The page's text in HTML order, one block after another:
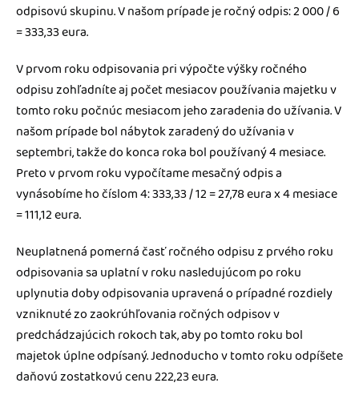
odpisovú skupinu. V našom prípade je ročný odpis: 2 000 / 6
= 333,33 eura.
V prvom roku odpisovania pri výpočte výšky ročného
odpisu zohľadníte aj počet mesiacov používania majetku v
tomto roku počnúc mesiacom jeho zaradenia do užívania. V
našom prípade bol nábytok zaradený do užívania v
septembri, takže do konca roka bol používaný 4 mesiace.
Preto v prvom roku vypočítame mesačný odpis a
vynásobíme ho číslom 4: 333,33 / 12 = 27,78 eura x 4 mesiace
= 111,12 eura.
Neuplatnená pomerná časť ročného odpisu z prvého roku
odpisovania sa uplatní v roku nasledujúcom po roku
uplynutia doby odpisovania upravená o prípadné rozdiely
vzniknuté zo zaokrúhľovania ročných odpisov v
predchádzajúcich rokoch tak, aby po tomto roku bol
majetok úplne odpísaný. Jednoducho v tomto roku odpíšete
daňovú zostatkovú cenu 222,23 eura.